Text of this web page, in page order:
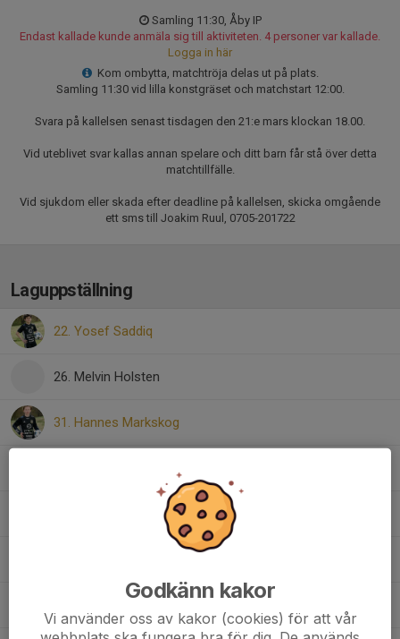
Samling 11:30, Åby IP
Endast kallade kunde anmäla sig till aktiviteten. 4 personer var kallade.
Logga in här
Kom ombytta, matchtröja delas ut på plats.
Samling 11:30 vid lilla konstgräset och matchstart 12:00.
Svara på kallelsen senast tisdagen den 21:e mars klockan 18.00.
Vid uteblivet svar kallas annan spelare och ditt barn får stå över detta
matchtillfälle.
Vid sjukdom eller skada efter deadline på kallelsen, skicka omgående
ett sms till Joakim Ruul, 0705-201722
Laguppställning
22. Yosef Saddiq
26. Melvin Holsten
31. Hannes Markskog
Godkänn kakor
Vi använder oss av kakor (cookies) för att vår